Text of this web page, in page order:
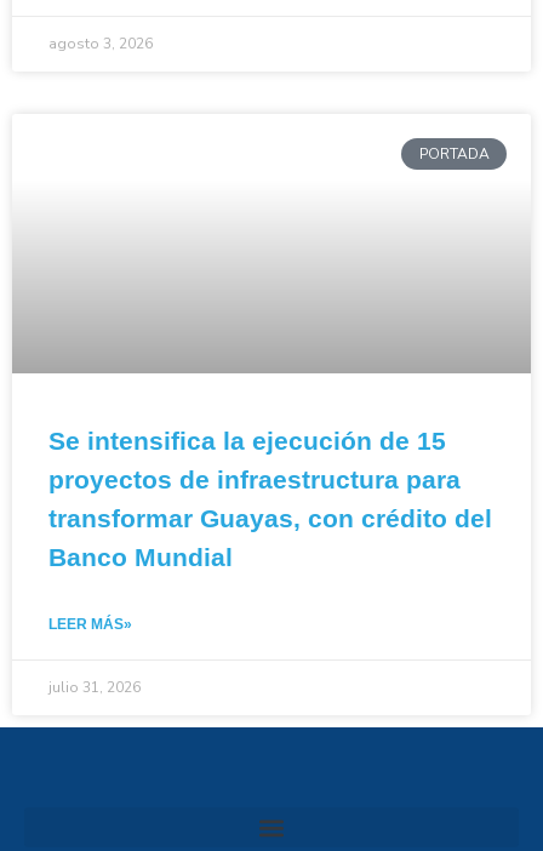
agosto 3, 2026
PORTADA
Se intensifica la ejecución de 15
proyectos de infraestructura para
transformar Guayas, con crédito del
Banco Mundial
LEER MÁS»
julio 31, 2026